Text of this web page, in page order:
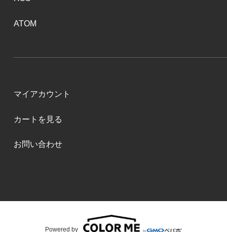
ATOM
マイアカウント
カートを見る
お問い合わせ
Powered by